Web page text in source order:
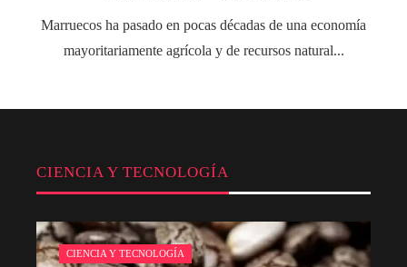
Marruecos ha pasado en pocas décadas de una economía
mayoritariamente agrícola y de recursos natural...
CIENCIA Y TECNOLOGÍA
CIENCIA Y TECNOLOGÍA